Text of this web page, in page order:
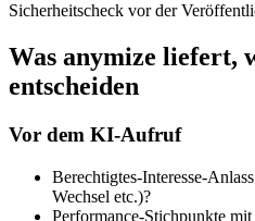
Sicherheitscheck vor der
Was anymize liefert,
entscheiden
Vor dem KI-Aufruf
Berechtigtes-Interesse-
Wechsel etc.)?
Performance-Stichpunkte